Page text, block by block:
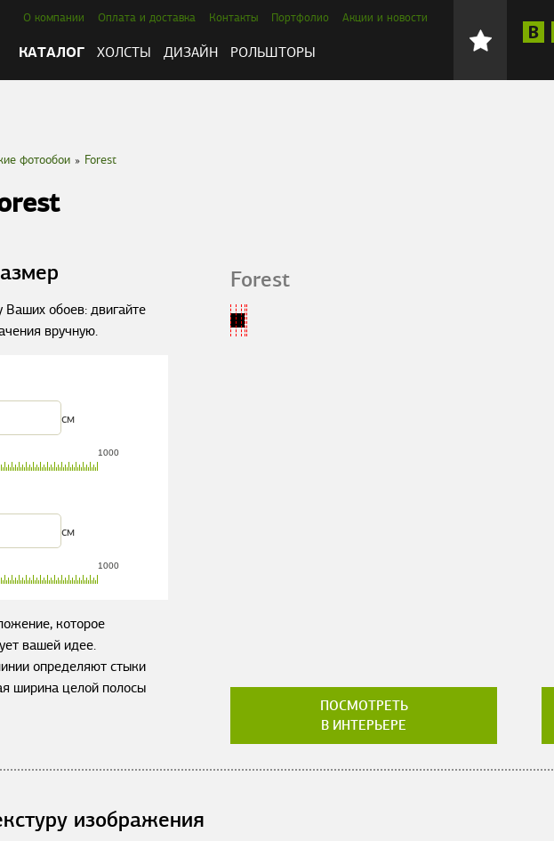
О компании Оплата и доставка Контакты Портфолио Акции и новости
КАТАЛОГ ХОЛСТЫ ДИЗАЙН РОЛЬШТОРЫ
фотообои » Forest
обоев: двигайте
вручную.
см
1000
см
1000
которое
вашей идее.
определяют стыки
ширина целой полосы
Forest
ПОСМОТРЕТЬ
В ИНТЕРЬЕРЕ
изображения